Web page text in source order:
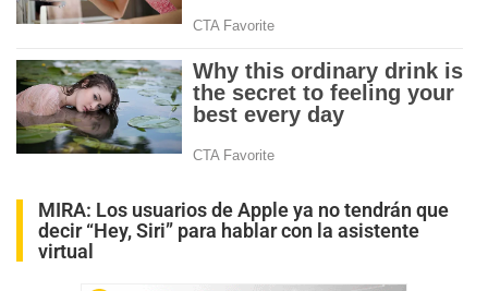
MIRA: Los usuarios de Apple ya no tendrán que
decir “Hey, Siri” para hablar con la asistente
virtual